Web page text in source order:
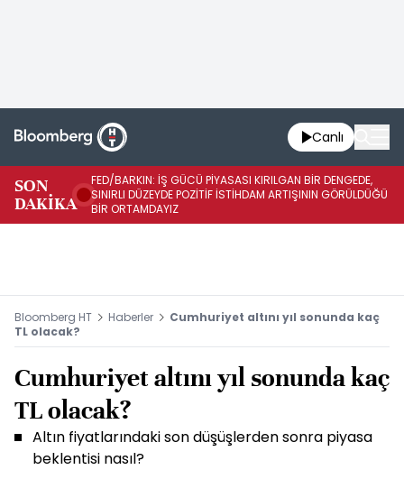
Canlı
SON
DAKİKA
FED/BARKIN: İŞ GÜCÜ PİYASASI KIRILGAN BİR DENGEDE,
SINIRLI DÜZEYDE POZİTİF İSTİHDAM ARTIŞININ GÖRÜLDÜĞÜ
BİR ORTAMDAYIZ
Bloomberg HT Haberler
Cumhuriyet altını yıl sonunda kaç
TL olacak?
Cumhuriyet altını yıl sonunda kaç
TL olacak?
Altın fiyatlarındaki son düşüşlerden sonra piyasa
beklentisi nasıl?